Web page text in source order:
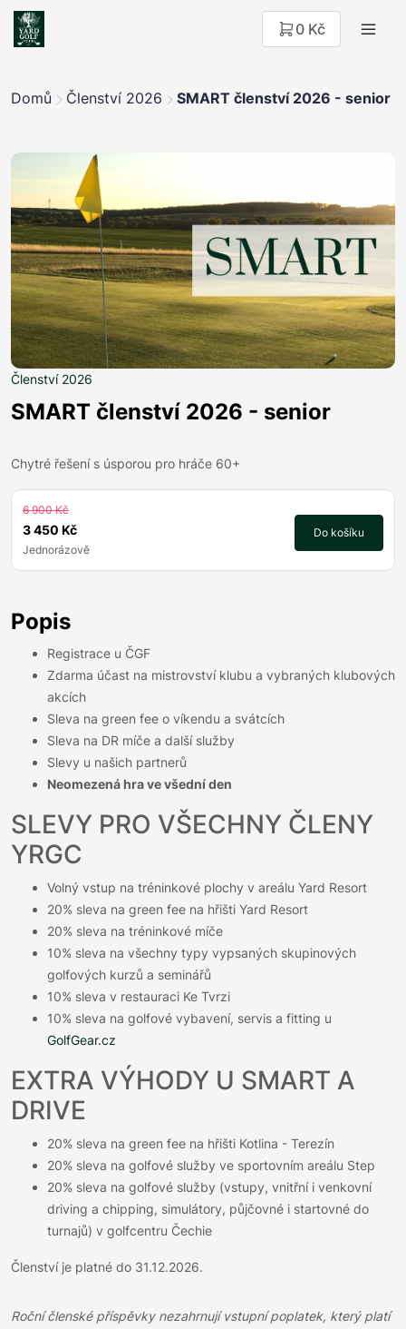
0 Kč
Domů Členství 2026 SMART členství 2026 - senior
Členství 2026
SMART členství 2026 - senior
Chytré řešení s úsporou pro hráče 60+
6 900 Kč
3 450 Kč
Jednorázově
Do košíku
Popis
Registrace u ČGF
Zdarma účast na mistrovství klubu a vybraných klubových
akcích
Sleva na green fee o víkendu a svátcích
Sleva na DR míče a další služby
Slevy u našich partnerů
Neomezená hra ve všední den
SLEVY PRO VŠECHNY ČLENY
YRGC
Volný vstup na tréninkové plochy v areálu Yard Resort
20% sleva na green fee na hřišti Yard Resort
20% sleva na tréninkové míče
10% sleva na všechny typy vypsaných skupinových
golfových kurzů a seminářů
10% sleva v restauraci Ke Tvrzi
10% sleva na golfové vybavení, servis a fitting u
GolfGear.cz
EXTRA VÝHODY U SMART A
DRIVE
20% sleva na green fee na hřišti Kotlina - Terezín
20% sleva na golfové služby ve sportovním areálu Step
20% sleva na golfové služby (vstupy, vnitřní i venkovní
driving a chipping, simulátory, půjčovné i startovné do
turnajů) v golfcentru Čechie
Členství je platné do 31.12.2026.
Roční členské příspěvky nezahrnují vstupní poplatek, který platí